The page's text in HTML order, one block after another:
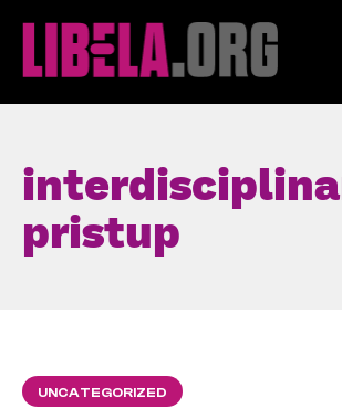
pristup
UNCATEGORIZED